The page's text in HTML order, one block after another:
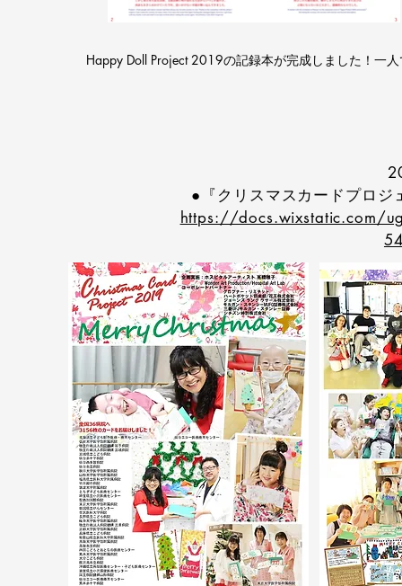
Happy Doll Project 2019の記録本が完成しました！一
●『クリスマスカードプロ
https://docs.wixstatic.com/